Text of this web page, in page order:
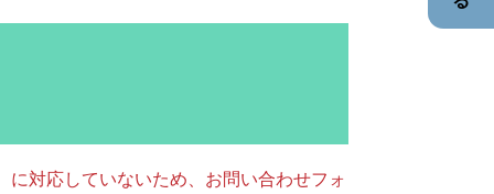
対応していないため、お問い合わせフォ